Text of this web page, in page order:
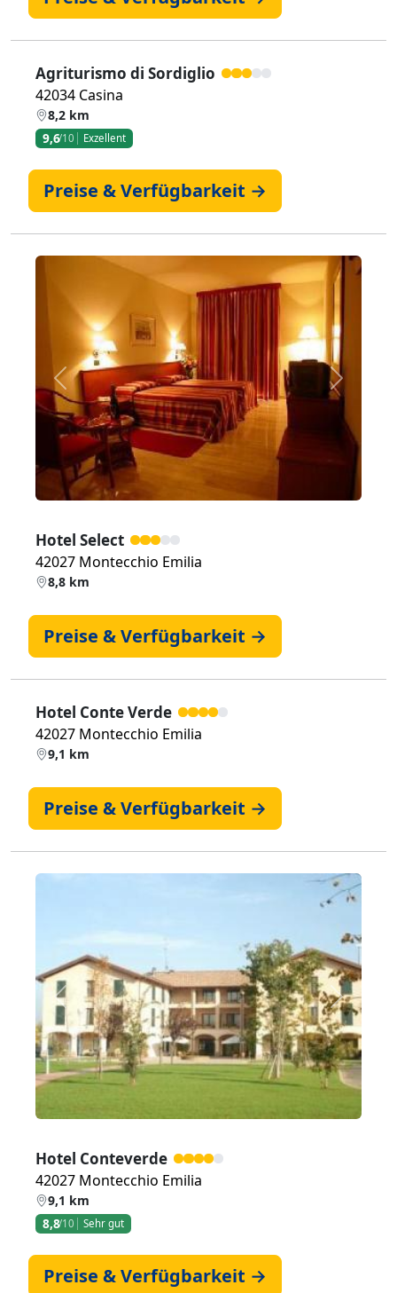
Agriturismo di Sordiglio
42034 Casina
8,2 km
9,6/10 Exzellent
Preise & Verfügbarkeit →
Zurück Weiter
Hotel Select
42027 Montecchio Emilia
8,8 km
Preise & Verfügbarkeit →
Hotel Conte Verde
42027 Montecchio Emilia
9,1 km
Preise & Verfügbarkeit →
Zurück Weiter
Hotel Conteverde
42027 Montecchio Emilia
9,1 km
8,8/10 Sehr gut
Preise & Verfügbarkeit →